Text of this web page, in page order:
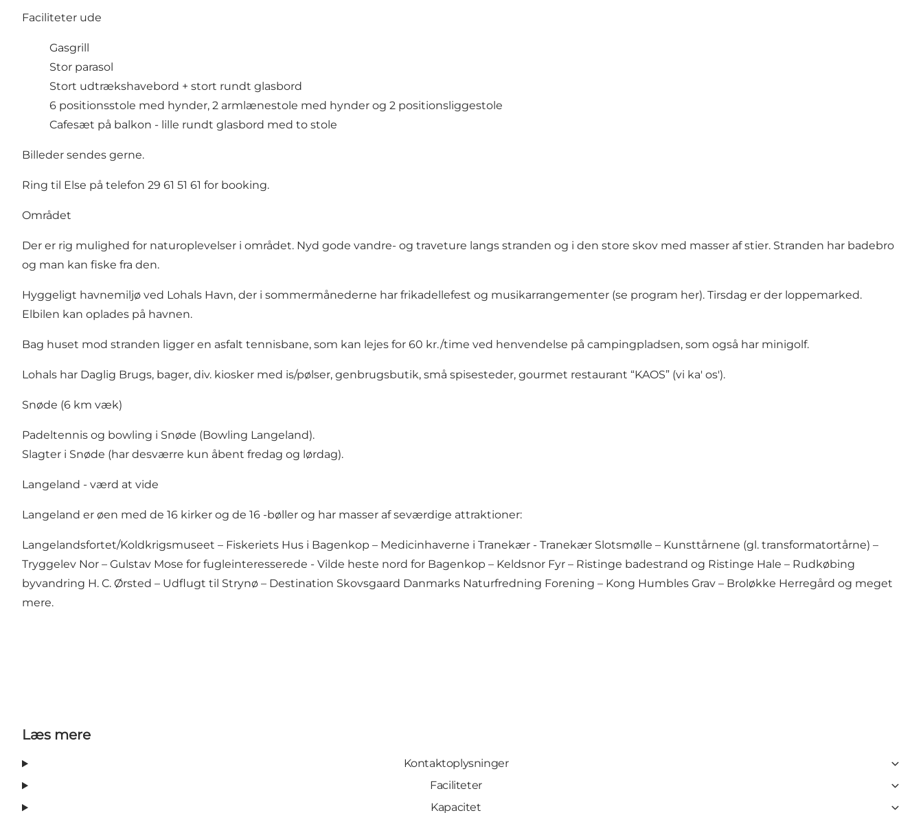
Faciliteter ude
Gasgrill
Stor parasol
Stort udtrækshavebord + stort rundt glasbord
6 positionsstole med hynder, 2 armlænestole med hynder og 2 positionsliggestole
Cafesæt på balkon - lille rundt glasbord med to stole
Billeder sendes gerne.
Ring til Else på telefon 29 61 51 61 for booking.
Området
Der er rig mulighed for naturoplevelser i området. Nyd gode vandre- og traveture langs stranden og i den store skov med masser af stier. Stranden har badebro
og man kan fiske fra den.
Hyggeligt havnemiljø ved Lohals Havn, der i sommermånederne har frikadellefest og musikarrangementer (se program her). Tirsdag er der loppemarked.
Elbilen kan oplades på havnen.
Bag huset mod stranden ligger en asfalt tennisbane, som kan lejes for 60 kr./time ved henvendelse på campingpladsen, som også har minigolf.
Lohals har Daglig Brugs, bager, div. kiosker med is/pølser, genbrugsbutik, små spisesteder, gourmet restaurant “KAOS” (vi ka' os').
Snøde (6 km væk)
Padeltennis og bowling i Snøde (Bowling Langeland).
Slagter i Snøde (har desværre kun åbent fredag og lørdag).
Langeland - værd at vide
Langeland er øen med de 16 kirker og de 16 -bøller og har masser af seværdige attraktioner:
Langelandsfortet/Koldkrigsmuseet – Fiskeriets Hus i Bagenkop – Medicinhaverne i Tranekær - Tranekær Slotsmølle – Kunsttårnene (gl. transformatortårne) –
Tryggelev Nor – Gulstav Mose for fugleinteresserede - Vilde heste nord for Bagenkop – Keldsnor Fyr – Ristinge badestrand og Ristinge Hale – Rudkøbing
byvandring H. C. Ørsted – Udflugt til Strynø – Destination Skovsgaard Danmarks Naturfredning Forening – Kong Humbles Grav – Broløkke Herregård og meget
mere.
Læs mere
Kontaktoplysninger
Faciliteter
Kapacitet